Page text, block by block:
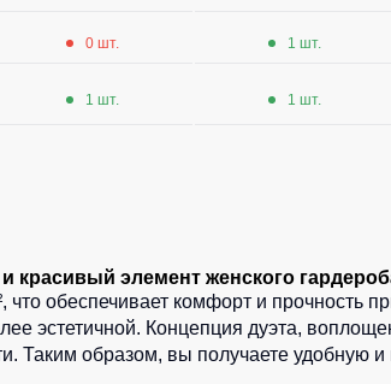
0 шт. 1 шт.
1 шт. 1 шт.
красивый элемент женского
что обеспечивает комфорт и прочность
эстетичной. Концепция дуэта,
Таким образом, вы получаете удобную и